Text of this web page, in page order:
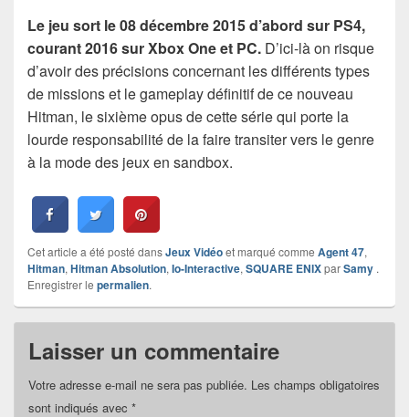
Le jeu sort le 08 décembre 2015 d’abord sur PS4,
courant 2016 sur Xbox One et PC. D’ici-là on risque
d’avoir des précisions concernant les différents types
de missions et le gameplay définitif de ce nouveau
Hitman, le sixième opus de cette série qui porte la
lourde responsabilité de la faire transiter vers le genre
à la mode des jeux en sandbox.
Cet article a été posté dansJeux Vidéoet marqué comme Agent 47,
Hitman, Hitman Absolution, Io-Interactive, SQUARE ENIXparSamy .
Enregistrer le permalien.
Laisser un commentaire
Votre adresse e-mail ne sera pas publiée. Les champs obligatoires
sont indiqués avec *